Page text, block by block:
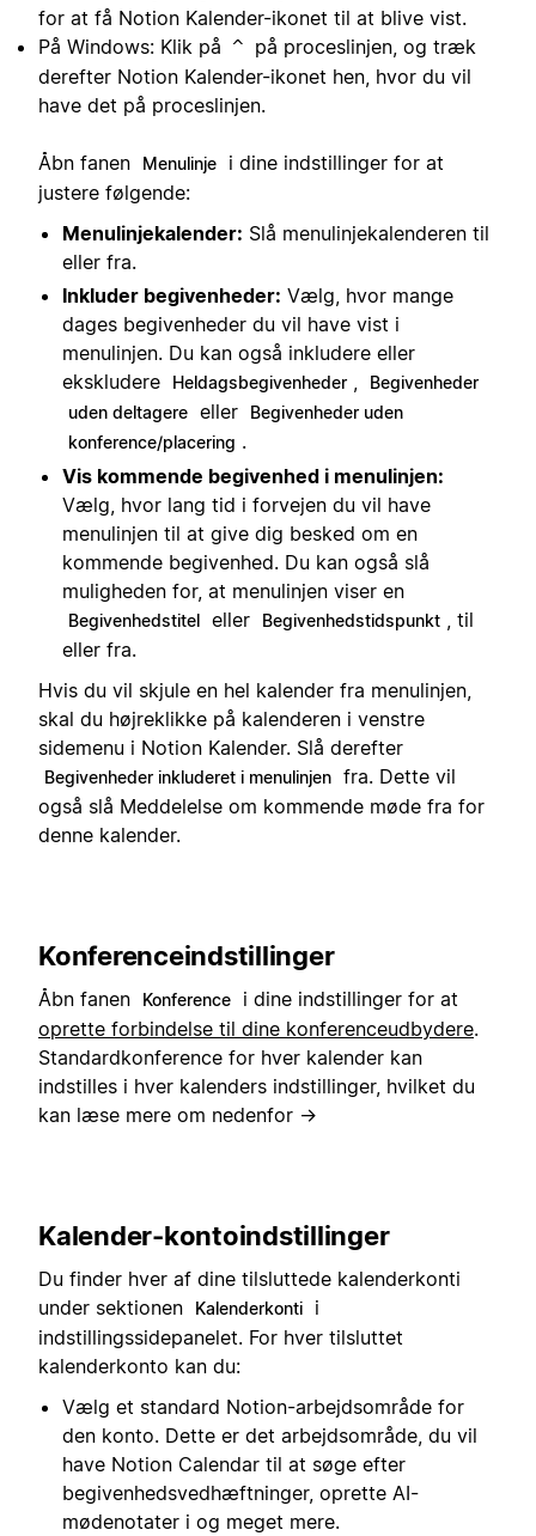
for at få Notion Kalender-ikonet til at blive vist.
På Windows: Klik på ^ på proceslinjen, og træk
derefter Notion Kalender-ikonet hen, hvor du vil
have det på proceslinjen.
Åbn fanen Menulinje
i dine indstillinger for at
justere følgende:
Menulinjekalender: Slå menulinjekalenderen til
eller fra.
Inkluder begivenheder: Vælg, hvor mange
dages begivenheder du vil have vist i
menulinjen. Du kan også inkludere eller
ekskludere
Heldagsbegivenheder ,
Begivenheder
uden deltagere eller
Begivenheder uden
konference/placering .
Vis kommende begivenhed i menulinjen:
Vælg, hvor lang tid i forvejen du vil have
menulinjen til at give dig besked om en
kommende begivenhed. Du kan også slå
muligheden for, at menulinjen viser en
Begivenhedstitel eller Begivenhedstidspunkt , til
eller fra.
Hvis du vil skjule en hel kalender fra menulinjen,
skal du højreklikke på kalenderen i venstre
sidemenu i Notion Kalender. Slå derefter
Begivenheder inkluderet i menulinjen fra. Dette vil
også slå Meddelelse om kommende møde fra for
denne kalender.
Konferenceindstillinger
Åbn fanen Konference
i dine indstillinger for at
oprette forbindelse til dine konferenceudbydere.
Standardkonference for hver kalender kan
indstilles i hver kalenders indstillinger, hvilket du
kan læse mere om nedenfor →
Kalender-kontoindstillinger
Du finder hver af dine tilsluttede kalenderkonti
under sektionen
Kalenderkonti
i
indstillingssidepanelet. For hver tilsluttet
kalenderkonto kan du:
Vælg et standard Notion-arbejdsområde for
den konto. Dette er det arbejdsområde, du vil
have Notion Calendar til at søge efter
begivenhedsvedhæftninger, oprette AI-
mødenotater i og meget mere.